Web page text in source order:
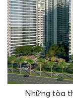
Những tòa